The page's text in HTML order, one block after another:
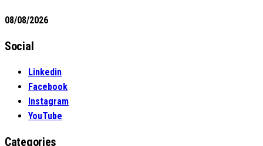
08/08/2026
Social
Linkedin
Facebook
Instagram
YouTube
Categories